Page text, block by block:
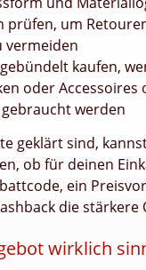
prüfen, um
vermeiden
kaufen,
oder Accessoires
werden
geklärt sind,
ob für deinen
ein
die stärkere
wirklich